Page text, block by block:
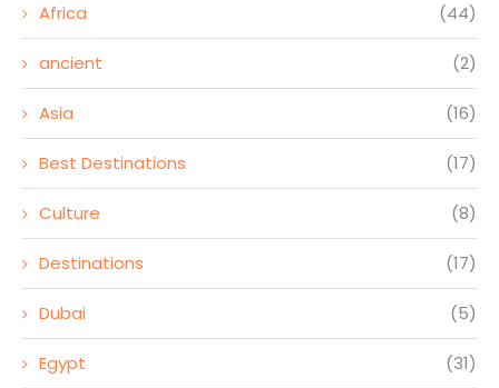
Africa (44)
ancient (2)
Asia (16)
Best Destinations (17)
Culture (8)
Destinations (17)
Dubai (5)
Egypt (31)